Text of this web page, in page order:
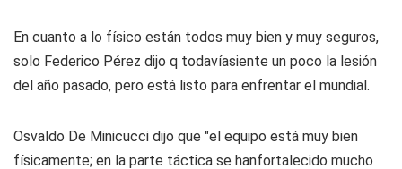
En cuanto a lo físico están todos muy bien y muy seguros,
solo Federico Pérez dijo q todavíasiente un poco la lesión
del año pasado, pero está listo para enfrentar el mundial.
Osvaldo De Minicucci dijo que "el equipo está muy bien
físicamente; en la parte táctica se hanfortalecido mucho